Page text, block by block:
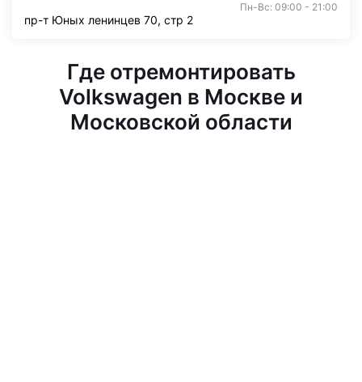
Пн-Вс: 09:00 - 21:00
пр-т Юных ленинцев 70, стр 2
Где отремонтировать
Volkswagen в Москве и
Московской области